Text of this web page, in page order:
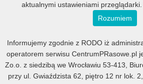
Małe, średnie i duże
Mała agencja PR
Duża agencja PR
aktualnymi ustawieniami przeglądarki.
Rozumiem
Informujemy zgodnie z RODO iż
operatorem serwisu CentrumPRasowe.pl
Zo.o. z siedzibą we Wrocławiu 53-413,
przy ul. Gwiaździsta 62, piętro 12 nr lok.